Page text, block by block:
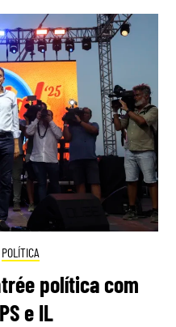
POLÍTICA
política com
e IL